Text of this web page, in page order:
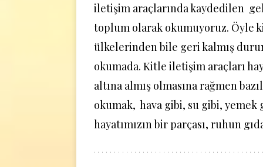
iletişim araçlarında kaydedilen
toplum olarak okumuyoruz. Öyle
ülkelerinden bile geri kalmış
okumada. Kitle iletişim araçları
altına almış olmasına rağmen
okumak, hava gibi, su gibi,
hayatımızın bir parçası, ruhun